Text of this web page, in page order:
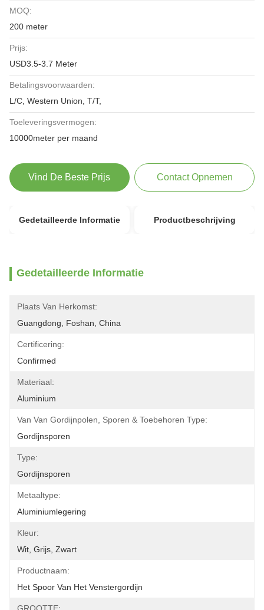
MOQ:
200 meter
Prijs:
USD3.5-3.7 Meter
Betalingsvoorwaarden:
L/C, Western Union, T/T,
Toeleveringsvermogen:
10000meter per maand
Vind De Beste Prijs Contact Opnemen
Gedetailleerde Informatie Productbeschrijving
Gedetailleerde Informatie
Plaats Van Herkomst:
Guangdong, Foshan, China
Certificering:
Confirmed
Materiaal:
Aluminium
Van Van Gordijnpolen, Sporen & Toebehoren Type:
Gordijnsporen
Type:
Gordijnsporen
Metaaltype:
Aluminiumlegering
Kleur:
Wit, Grijs, Zwart
Productnaam:
Het Spoor Van Het Venstergordijn